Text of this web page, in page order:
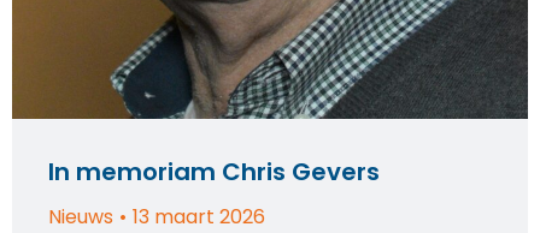
In memoriam Chris Gevers
Nieuws
13 maart 2026